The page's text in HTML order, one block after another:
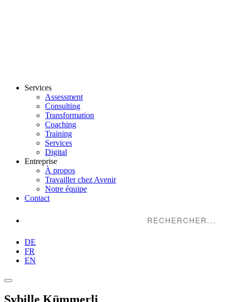
Services
Assessment
Consulting
Transformation
Coaching
Training
Services
Digital
Entreprise
À propos
Travailler chez Avenir
Notre équipe
Contact
DE
FR
EN